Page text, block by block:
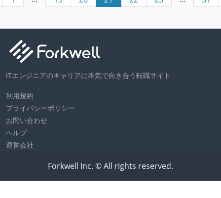
ITエンジニアのキャリアに本気で向き合う転職サイト
利用規約
プライバシーポリシー
お問い合わせ
ヘルプ
運営会社
Forkwell Inc. © All rights reserved.